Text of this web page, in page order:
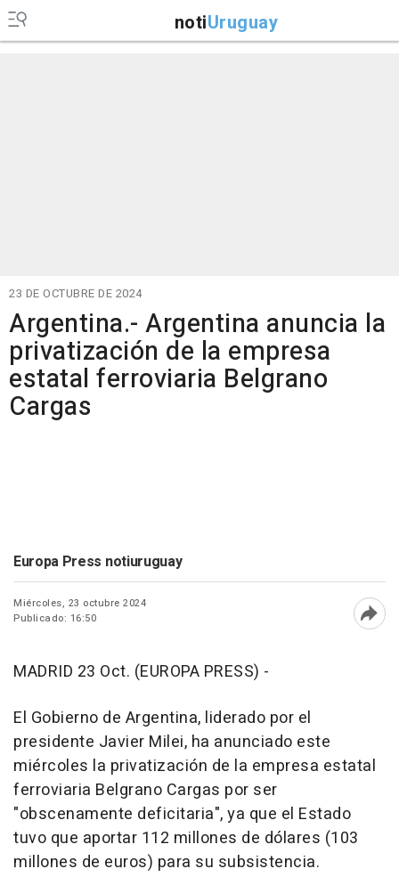
notiUruguay
23 DE OCTUBRE DE 2024
Argentina.- Argentina anuncia la
privatización de la empresa
estatal ferroviaria Belgrano
Cargas
Europa Press notiuruguay
Miércoles, 23 octubre 2024
Publicado: 16:50
MADRID 23 Oct. (EUROPA PRESS) -
El Gobierno de Argentina, liderado por el
presidente Javier Milei, ha anunciado este
miércoles la privatización de la empresa estatal
ferroviaria Belgrano Cargas por ser
"obscenamente deficitaria", ya que el Estado
tuvo que aportar 112 millones de dólares (103
millones de euros) para su subsistencia.